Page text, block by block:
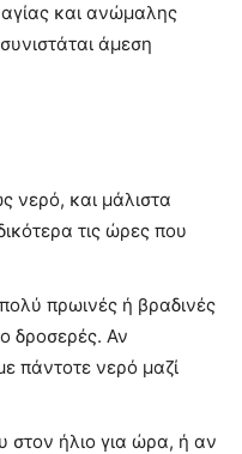
και ανώμαλης
άμεση
νερό, και μάλιστα
τις ώρες που
πρωινές ή βραδινές
δροσερές. Αν
πάντοτε νερό μαζί
στον ήλιο για ώρα, ή αν